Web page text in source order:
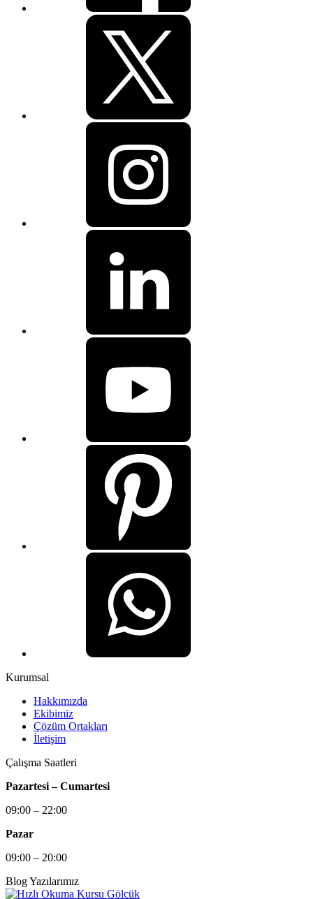
Kurumsal
Hakkımızda
Ekibimiz
Çözüm Ortakları
İletişim
Çalışma Saatleri
Pazartesi – Cumartesi
09:00 – 22:00
Pazar
09:00 – 20:00
Blog Yazılarımız